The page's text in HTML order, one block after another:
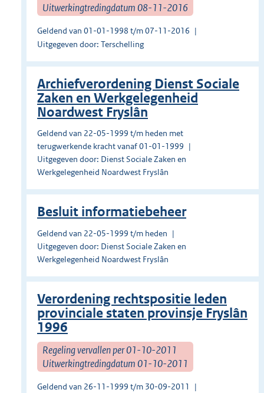
Uitwerkingtredingdatum 08-11-2016
Geldend van 01-01-1998 t/m 07-11-2016
Uitgegeven door: Terschelling
Archiefverordening Dienst Sociale
Zaken en Werkgelegenheid
Noardwest Fryslân
Geldend van 22-05-1999 t/m heden met
terugwerkende kracht vanaf 01-01-1999
Uitgegeven door: Dienst Sociale Zaken en
Werkgelegenheid Noardwest Fryslân
Besluit informatiebeheer
Geldend van 22-05-1999 t/m heden
Uitgegeven door: Dienst Sociale Zaken en
Werkgelegenheid Noardwest Fryslân
Verordening rechtspositie leden
provinciale staten provinsje Fryslân
1996
Regeling vervallen per 01-10-2011
Uitwerkingtredingdatum 01-10-2011
Geldend van 26-11-1999 t/m 30-09-2011